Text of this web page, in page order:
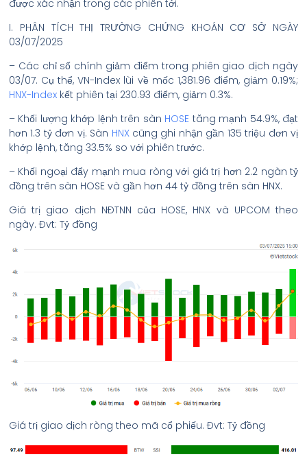
được xác nhận trong các phiên tới.
I. PHÂN TÍCH THỊ TRƯỜNG CHỨNG KHOÁN CƠ SỞ NGÀY
03/07/2025
– Các chỉ số chính giảm điểm trong phiên giao dịch ngày
03/07. Cụ thể, VN-Index lùi về mốc 1,381.96 điểm, giảm 0.19%;
HNX-Index kết phiên tại 230.93 điểm, giảm 0.3%.
– Khối lượng khớp lệnh trên sàn HOSE tăng mạnh 54.9%, đạt
hơn 1.3 tỷ đơn vị. Sàn HNXcũng ghi nhận gần 135 triệu đơn vị
khớp lệnh, tăng 33.5% so với phiên trước.
– Khối ngoại đẩy mạnh mua ròng với giá trị hơn 2.2 ngàn tỷ
đồng trên sàn HOSE và gần hơn 44 tỷ đồng trên sàn HNX.
Giá trị giao dịch NĐTNN của HOSE, HNX và UPCOM theo
ngày. Đvt: Tỷ đồng
Giá trị giao dịch ròng theo mã cổ phiếu. Đvt: Tỷ đồng